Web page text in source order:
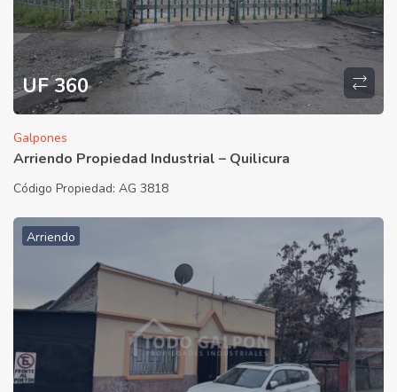
UF 360
Galpones
Arriendo Propiedad Industrial – Quilicura
Código Propiedad: AG 3818
Arriendo